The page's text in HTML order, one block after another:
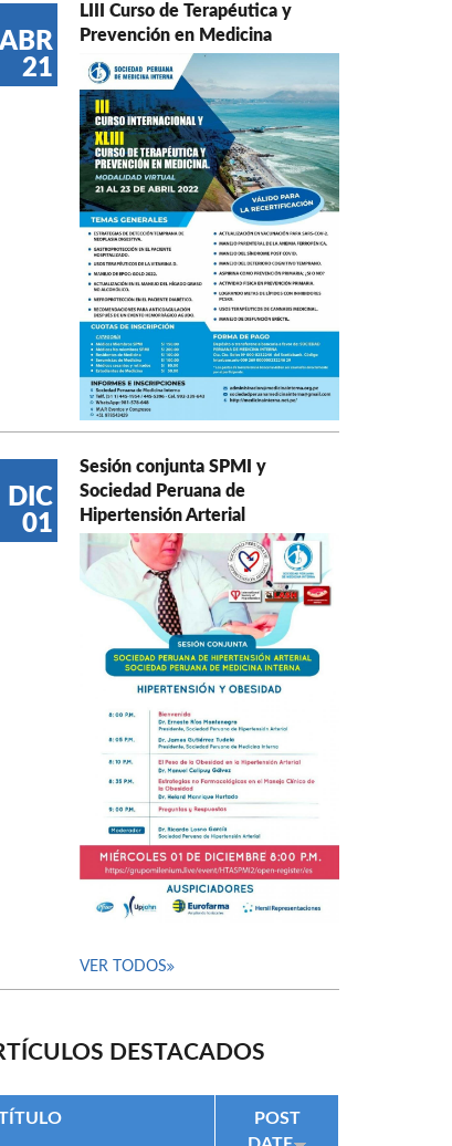
ABR
21
LIII Curso de Terapéutica y
Prevención en Medicina
DIC
01
Sesión conjunta SPMI y
Sociedad Peruana de
Hipertensión Arterial
VER TODOS
DESTACADOS
POST